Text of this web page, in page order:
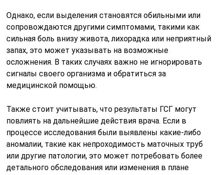
Однако, если выделения становятся обильными или
сопровождаются другими симптомами, такими как
сильная боль внизу живота, лихорадка или неприятный
запах, это может указывать на возможные
осложнения. В таких случаях важно не игнорировать
сигналы своего организма и обратиться за
медицинской помощью.
Также стоит учитывать, что результаты ГСГ могут
повлиять на дальнейшие действия врача. Если в
процессе исследования были выявлены какие-либо
аномалии, такие как непроходимость маточных труб
или другие патологии, это может потребовать более
детального обследования или изменения в плане